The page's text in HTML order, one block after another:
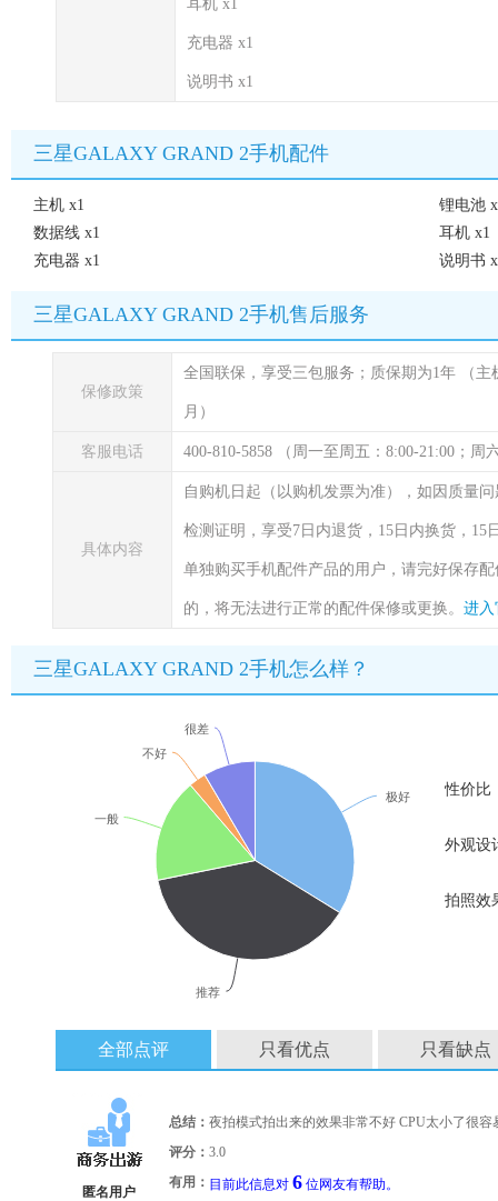
耳机 x1
充电器 x1
说明书 x1
三星GALAXY GRAND 2手机配件
主机 x1
锂电池
数据线 x1
耳机 x1
充电器 x1
说明书
三星GALAXY GRAND 2手机售后服务
保修政策
全国联保，享受三包服务；质保期为1年 （
月）
客服电话 400-810-5858 （周一至周五：8:00-21:00；周
具体内容
自购机日起（以购机发票为准），如因质量
检测证明，享受7日内退货，15日内换货，
单独购买手机配件产品的用户，请完好保存
的，将无法进行正常的配件保修或更换。 进入
三星GALAXY GRAND 2手机怎么样？
极好
推荐
一般
不好
很差
性价比
外观设
拍照效
全部点评 只看优点 只看缺点
匿名用户
总结： 夜拍模式拍出来的效果非常不好 CPU太小了很容
评分： 3.0
有用： 目前此信息对 6 位网友有帮助。